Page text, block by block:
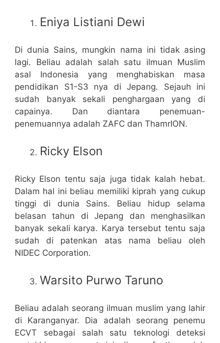
Eniya Listiani Dewi
Di dunia Sains, mungkin nama ini tidak asing
lagi. Beliau adalah salah satu ilmuan Muslim
asal Indonesia yang menghabiskan masa
pendidikan S1-S3 nya di Jepang. Sejauh ini
sudah banyak sekali penghargaan yang di
capainya. Dan diantara penemuan-
penemuannya adalah ZAFC dan ThamrION.
Ricky Elson
Ricky Elson tentu saja juga tidak kalah hebat.
Dalam hal ini beliau memiliki kiprah yang cukup
tinggi di dunia Sains. Beliau hidup selama
belasan tahun di Jepang dan menghasilkan
banyak sekali karya. Karya tersebut tentu saja
sudah di patenkan atas nama beliau oleh
NIDEC Corporation.
Warsito Purwo Taruno
Beliau adalah seorang ilmuan muslim yang lahir
di Karanganyar. Dia adalah seorang penemu
ECVT sebagai salah satu teknologi deteksi